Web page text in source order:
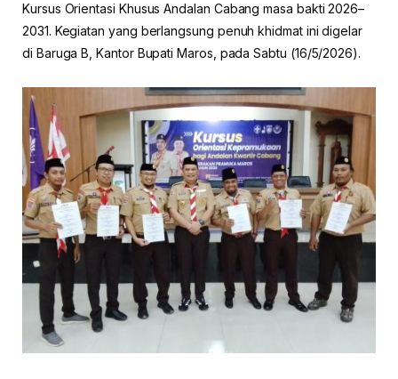
Kursus Orientasi Khusus Andalan Cabang masa bakti 2026–
2031. Kegiatan yang berlangsung penuh khidmat ini digelar
di Baruga B, Kantor Bupati Maros, pada Sabtu (16/5/2026).